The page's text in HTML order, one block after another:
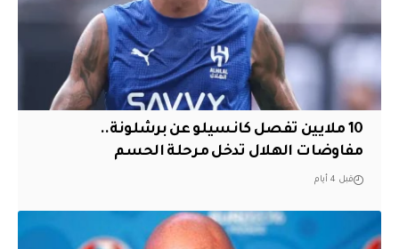
10 ملايين تفصل كانسيلو عن برشلونة..
مفاوضات الهلال تدخل مرحلة الحسم
قبل 4 أيام